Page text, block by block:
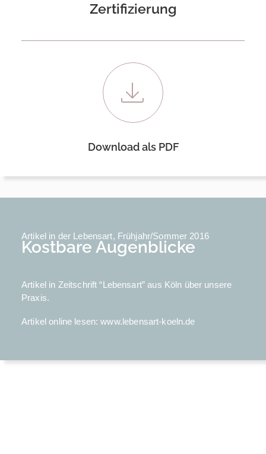
Zertifizierung
Download als PDF
Artikel in der Lebensart, Frühjahr/Sommer 2016
Kostbare Augenblicke
Artikel in Zeitschrift “Lebensart” aus Köln über unsere
Praxis.
Artikel online lesen:www.lebensart-koeln.de